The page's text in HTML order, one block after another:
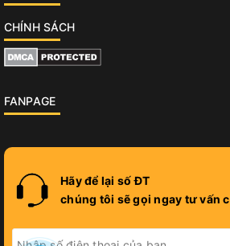
CHÍNH SÁCH
FANPAGE
Hãy để lại số ĐT
chúng tôi sẽ gọi ngay tư vấn